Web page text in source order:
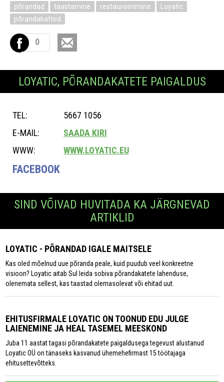
põrandad taastamine restaureerimine
Loyatic
põrandakatted
0
LOYATIC, PÕRANDAKATETE PAIGALDUS
TEL:
5667 1056
E-MAIL:
SAADA KIRI
WWW:
WWW.LOYATIC.EU
FACEBOOK
SIND VÕIVAD HUVITADA KA JÄRGNEVAD
ARTIKLID
LOYATIC - PÕRANDAD IGALE MAITSELE
Kas oled mõelnud uue põranda peale, kuid puudub veel konkreetne
visioon? Loyatic aitab Sul leida sobiva põrandakatete lahenduse,
olenemata sellest, kas taastad olemasolevat või ehitad uut.
EHITUSFIRMALE LOYATIC ON TOONUD EDU JULGE
LAIENEMINE JA HEAL TASEMEL MEESKOND
Juba 11 aastat tagasi põranda­katete paigaldusega tegevust alustanud
Loyatic OÜ on tänaseks kasvanud ühemehefirmast 15 töötajaga
ehitusettevõtteks.